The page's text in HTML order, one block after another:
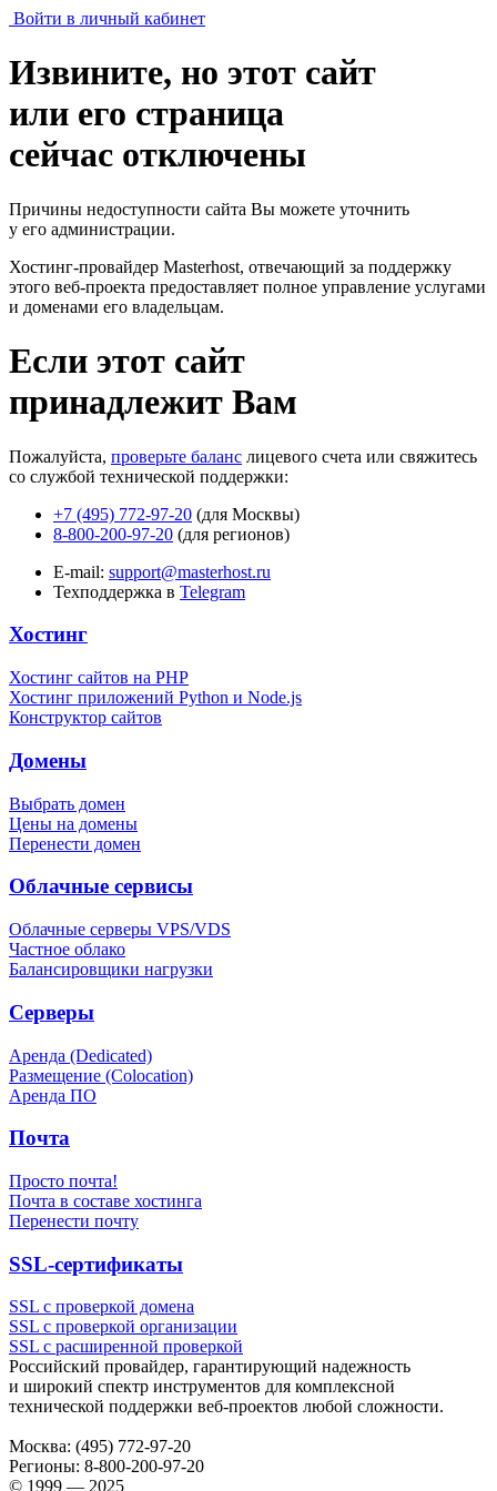
Войти в личный кабинет
Извините, но этот сайт
или его страница
сейчас отключены
Причины недоступности сайта Вы можете уточнить
у его администрации.
Хостинг-провайдер Masterhost, отвечающий за поддержку
этого веб-проекта предоставляет полное управление услугами
и доменами его владельцам.
Если этот сайт
принадлежит Вам
Пожалуйста, проверьте баланс лицевого счета или свяжитесь
со службой технической поддержки:
+7 (495) 772-97-20 (для Москвы)
8-800-200-97-20 (для регионов)
E-mail: support@masterhost.ru
Техподдержка в Telegram
Хостинг
Хостинг сайтов на PHP
Хостинг приложений Python и Node.js
Конструктор сайтов
Домены
Выбрать домен
Цены на домены
Перенести домен
Облачные сервисы
Облачные серверы VPS/VDS
Частное облако
Балансировщики нагрузки
Серверы
Аренда (Dedicated)
Размещение (Colocation)
Аренда ПО
Почта
Просто почта!
Почта в составе хостинга
Перенести почту
SSL-сертификаты
SSL с проверкой домена
SSL с проверкой организации
SSL с расширенной проверкой
Российский провайдер, гарантирующий надежность
и широкий спектр инструментов для комплексной
технической поддержки веб-проектов любой сложности.
Москва: (495) 772-97-20
Регионы: 8-800-200-97-20
© 1999 — 2025